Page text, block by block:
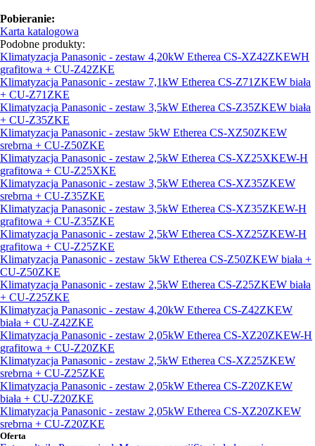
Pobieranie:
Karta katalogowa
Podobne produkty:
Klimatyzacja Panasonic - zestaw 4,20kW Etherea CS-XZ42ZKEWH
grafitowa + CU-Z42ZKE
Klimatyzacja Panasonic - zestaw 7,1kW Etherea CS-Z71ZKEW biała
+ CU-Z71ZKE
Klimatyzacja Panasonic - zestaw 3,5kW Etherea CS-Z35ZKEW biała
+ CU-Z35ZKE
Klimatyzacja Panasonic - zestaw 5kW Etherea CS-XZ50ZKEW
srebrna + CU-Z50ZKE
Klimatyzacja Panasonic - zestaw 2,5kW Etherea CS-XZ25XKEW-H
grafitowa + CU-Z25XKE
Klimatyzacja Panasonic - zestaw 3,5kW Etherea CS-XZ35ZKEW
srebrna + CU-Z35ZKE
Klimatyzacja Panasonic - zestaw 3,5kW Etherea CS-XZ35ZKEW-H
grafitowa + CU-Z35ZKE
Klimatyzacja Panasonic - zestaw 2,5kW Etherea CS-XZ25ZKEW-H
grafitowa + CU-Z25ZKE
Klimatyzacja Panasonic - zestaw 5kW Etherea CS-Z50ZKEW biała +
CU-Z50ZKE
Klimatyzacja Panasonic - zestaw 2,5kW Etherea CS-Z25ZKEW biała
+ CU-Z25ZKE
Klimatyzacja Panasonic - zestaw 4,20kW Etherea CS-Z42ZKEW
biała + CU-Z42ZKE
Klimatyzacja Panasonic - zestaw 2,05kW Etherea CS-XZ20ZKEW-H
grafitowa + CU-Z20ZKE
Klimatyzacja Panasonic - zestaw 2,5kW Etherea CS-XZ25ZKEW
srebrna + CU-Z25ZKE
Klimatyzacja Panasonic - zestaw 2,05kW Etherea CS-Z20ZKEW
biała + CU-Z20ZKE
Klimatyzacja Panasonic - zestaw 2,05kW Etherea CS-XZ20ZKEW
srebrna + CU-Z20ZKE
Oferta